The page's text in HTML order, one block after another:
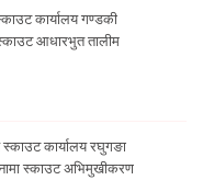
कार्यालय गण्डकी
आधारभुत तालीम
कार्यालय रघुगङा
स्काउट अभिमुखीकरण